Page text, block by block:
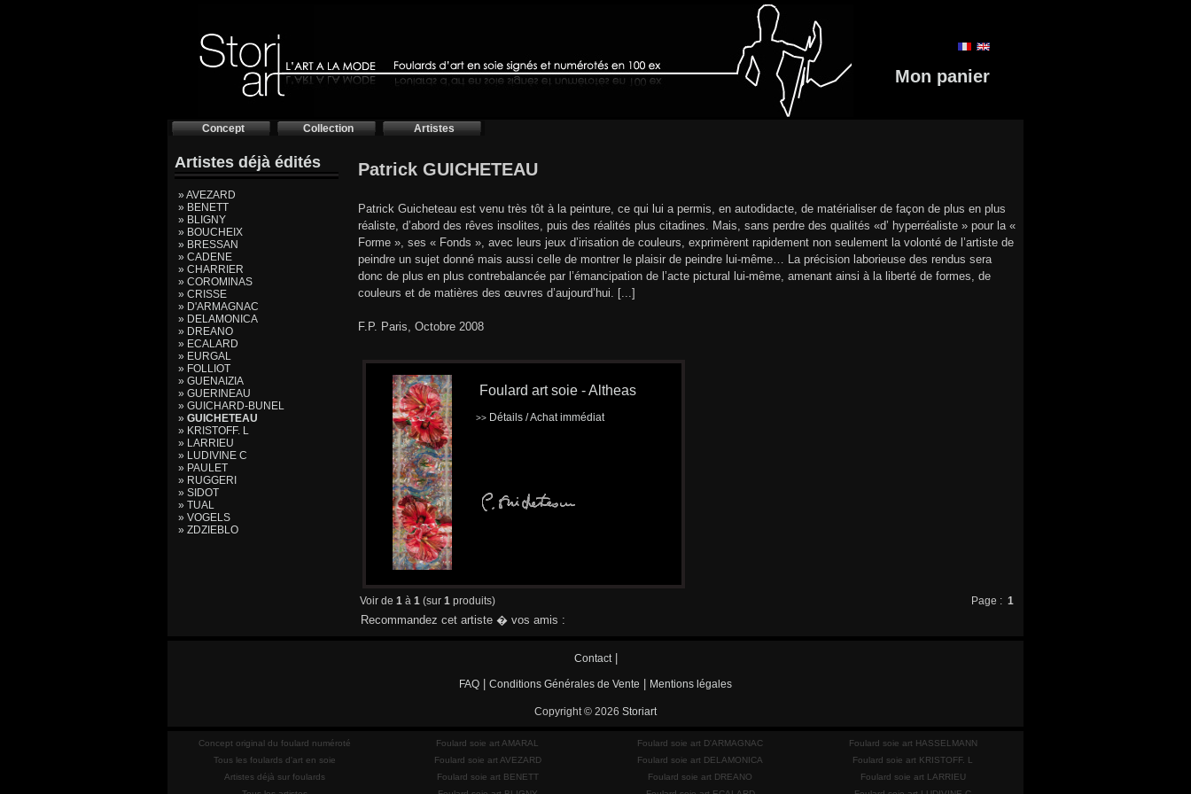
Mon panier
Concept Collection Artistes
Artistes déjà édités
» AVEZARD
» BENETT
» BLIGNY
» BOUCHEIX
» BRESSAN
» CADENE
» CHARRIER
» COROMINAS
» CRISSE
» D'ARMAGNAC
» DELAMONICA
» DREANO
» ECALARD
» EURGAL
» FOLLIOT
» GUENAIZIA
» GUERINEAU
» GUICHARD-BUNEL
» GUICHETEAU
» KRISTOFF. L
» LARRIEU
» LUDIVINE C
» PAULET
» RUGGERI
» SIDOT
» TUAL
» VOGELS
» ZDZIEBLO
Patrick GUICHETEAU
Patrick Guicheteau est venu très tôt à la peinture, ce qui lui a permis, en autodidacte, de matérialiser de façon de plus en plus
réaliste, d’abord des rêves insolites, puis des réalités plus citadines. Mais, sans perdre des qualités «d’ hyperréaliste » pour la «
Forme », ses « Fonds », avec leurs jeux d’irisation de couleurs, exprimèrent rapidement non seulement la volonté de l’artiste de
peindre un sujet donné mais aussi celle de montrer le plaisir de peindre lui-même… La précision laborieuse des rendus sera
donc de plus en plus contrebalancée par l’émancipation de l’acte pictural lui-même, amenant ainsi à la liberté de formes, de
couleurs et de matières des œuvres d’aujourd’hui. [...]
F.P. Paris, Octobre 2008
Foulard art soie - Altheas
>> Détails / Achat immédiat
Voir de 1 à 1 (sur 1 produits) Page : 1
Recommandez cet artiste � vos amis :
Contact|
FAQ Conditions Générales de Vente Mentions légales
Copyright © 2026 Storiart
Concept original du foulard numéroté
Tous les foulards d'art en soie
Artistes déjà sur foulards
Foulard soie art AMARAL
Foulard soie art AVEZARD
Foulard soie art BENETT
Foulard soie art D'ARMAGNAC
Foulard soie art DELAMONICA
Foulard soie art DREANO
Foulard soie art HASSELMANN
Foulard soie art KRISTOFF. L
Foulard soie art LARRIEU